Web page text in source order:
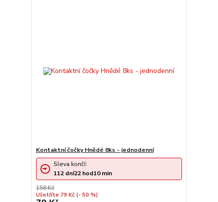
Kontaktní čočky Hnědé 8ks - jednodenní
158 Kč
Ušetříte 79 Kč (- 50 %)
Sleva končí:
112 dní22 hod10min